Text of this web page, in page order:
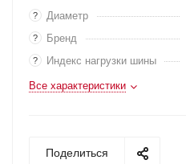
? Диаметр
? Бренд
? Индекс нагрузки шины
Все характеристики
Поделиться